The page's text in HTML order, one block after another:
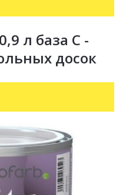
л база C -
досок